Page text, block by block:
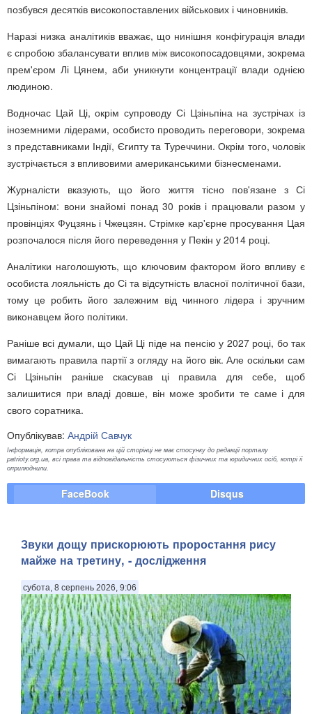
позбувся десятків високопоставлених військових і чиновників.
Наразі низка аналітиків вважає, що нинішня конфігурація влади
є спробою збалансувати вплив між високопосадовцями, зокрема
прем'єром Лі Цянем, аби уникнути концентрації влади однією
людиною.
Водночас Цай Ці, окрім супроводу Сі Цзіньпіна на зустрічах із
іноземними лідерами, особисто проводить переговори, зокрема
з представниками Індії, Єгипту та Туреччини. Окрім того, чоловік
зустрічається з впливовими американськими бізнесменами.
Журналісти вказують, що його життя тісно пов'язане з Сі
Цзіньпіном: вони знайомі понад 30 років і працювали разом у
провінціях Фуцзянь і Чжецзян. Стрімке кар'єрне просування Цая
розпочалося після його переведення у Пекін у 2014 році.
Аналітики наголошують, що ключовим фактором його впливу є
особиста лояльність до Сі та відсутність власної політичної бази,
тому це робить його залежним від чинного лідера і зручним
виконавцем його політики.
Раніше всі думали, що Цай Ці піде на пенсію у 2027 році, бо так
вимагають правила партії з огляду на його вік. Але оскільки сам
Сі Цзіньпін раніше скасував ці правила для себе, щоб
залишитися при владі довше, він може зробити те саме і для
свого соратника.
Опублікував: Андрій Савчук
Інформація, котра опублікована на цій сторінці не має стосунку до редакції порталу
patrioty.org.ua, всі права та відповідальність стосуються фізичних та юридичних осіб, котрі її
оприлюднили.
FaceBook Disqus
Звуки дощу прискорюють проростання рису
майже на третину, - дослідження
субота, 8 серпень 2026, 9:06